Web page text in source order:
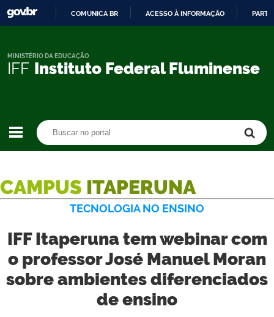
CONTEÚDO
COMUNICA BR ACESSO À INFORMAÇÃO
IFF Instituto Federal Fluminense
MINISTÉRIO DA EDUCAÇÃO
CAMPUS ITAPERUNA
TECNOLOGIA NO ENSINO
IFF Itaperuna tem webinar com
o professor José Manuel Moran
sobre ambientes diferenciados
de ensino